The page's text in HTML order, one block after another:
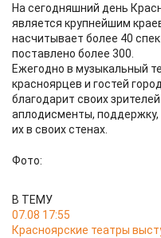
На сегодняшний день
является крупнейшим
насчитывает более 40
поставлено более 300.
Ежегодно в музыкальный
красноярцев и гостей
благодарит своих
аплодисменты,
их в своих стенах.
Фото:
В ТЕМУ
07.08 17:55
Красноярские театры